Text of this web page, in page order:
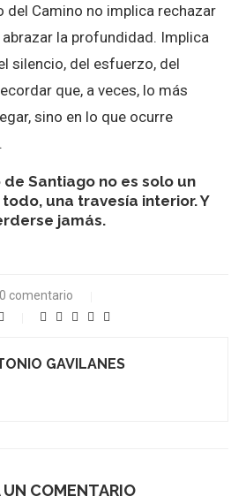
del Camino no implica rechazar
la profundidad. Implica
silencio, del esfuerzo, del
que, a veces, lo más
sino en lo que ocurre
Santiago no es solo un
una travesía interior. Y
jamás.
0 comentario
GAVILANES
UN COMENTARIO